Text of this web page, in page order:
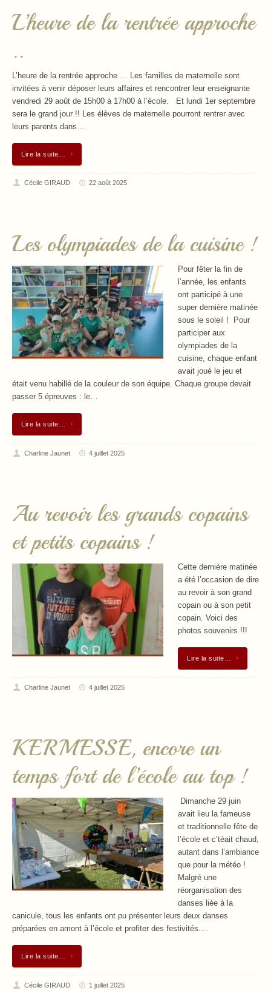
L’heure de la rentrée approche
..
L’heure de la rentrée approche … Les familles de maternelle sont
invitées à venir déposer leurs affaires et rencontrer leur enseignante
vendredi 29 août de 15h00 à 17h00 à l’école. Et lundi 1er septembre
sera le grand jour !! Les élèves de maternelle pourront rentrer avec
leurs parents dans…
Lire la suite…
Cécile GIRAUD 22 août 2025
Les olympiades de la cuisine !
Pour fêter la fin de
l’année, les enfants
ont participé à une
super dernière matinée
sous le soleil ! Pour
participer aux
olympiades de la
cuisine, chaque enfant
avait joué le jeu et
était venu habillé de la couleur de son équipe. Chaque groupe devait
passer 5 épreuves : le…
Lire la suite…
Charline Jaunet 4 juillet 2025
Au revoir les grands copains
et petits copains !
Cette dernière matinée
a été l’occasion de dire
au revoir à son grand
copain ou à son petit
copain. Voici des
photos souvenirs !!!
Lire la suite…
Charline Jaunet 4 juillet 2025
KERMESSE, encore un
temps fort de l’école au top !
Dimanche 29 juin
avait lieu la fameuse
et traditionnelle fête de
l’école et c’téait chaud,
autant dans l’ambiance
que pour la météo !
Malgré une
réorganisation des
danses liée à la
canicule, tous les enfants ont pu présenter leurs deux danses
préparées en amont à l’école et profiter des festivités.…
Lire la suite…
Cécile GIRAUD 1 juillet 2025